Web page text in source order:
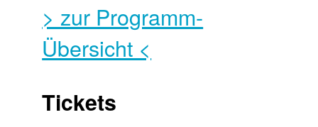
> zur Programm-
Übersicht <
Tickets